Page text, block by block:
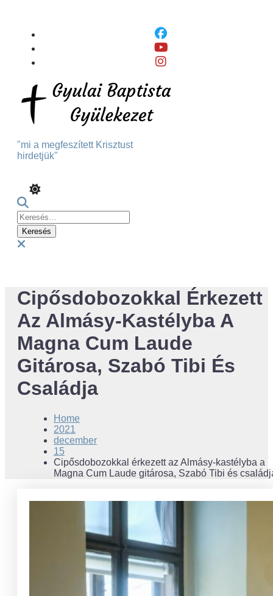
Content
"mi a megfeszített Krisztust
hirdetjük"
Keresés:
Cipősdobozokkal Érkezett
Az Almásy-Kastélyba A
Magna Cum Laude
Gitárosa, Szabó Tibi És
Családja
Home
2021
december
15
Cipősdobozokkal érkezett az Almásy-kastélyba a
Magna Cum Laude gitárosa, Szabó Tibi és